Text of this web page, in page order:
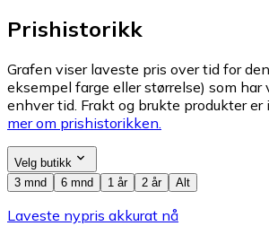
Prishistorikk
Grafen viser laveste pris over tid for
eksempel farge eller størrelse) som
enhver tid. Frakt og brukte produkter er
mer om prishistorikken.
Velg butikk
3 mnd
6 mnd 1 år 2 år Alt
Laveste nypris akkurat nå